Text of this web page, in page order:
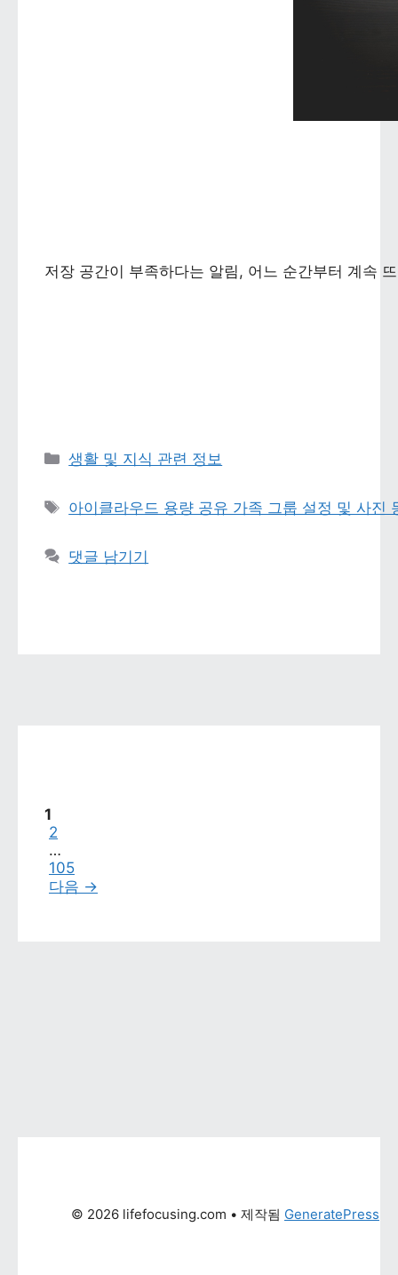
저장 공간이 부족하다는 알림, 어느 순간부터 계속
카테고리
생활 및 지식 관련 정보
태그
아이클라우드 용량 공유 가족 그룹 설정 및 사진
댓글 남기기
페이지
1
페이지
2
…
페이지
105
다음 →
© 2026 lifefocusing.com • 제작됨 GeneratePress